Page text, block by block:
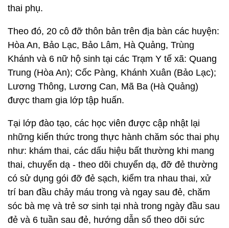
thai phụ.
Theo đó, 20 cô đỡ thôn bản trên địa bàn các huyện:
Hòa An, Bảo Lạc, Bảo Lâm, Hà Quảng, Trùng
Khánh và 6 nữ hộ sinh tại các Trạm Y tế xã: Quang
Trung (Hòa An); Cốc Pàng, Khánh Xuân (Bảo Lạc);
Lương Thông, Lương Can, Mã Ba (Hà Quảng)
được tham gia lớp tập huấn.
Tại lớp đào tạo, các học viên được cập nhật lại
những kiến thức trong thực hành chăm sóc thai phụ
như: khám thai, các dấu hiệu bất thường khi mang
thai, chuyển dạ - theo dõi chuyển dạ, đỡ đẻ thường
có sử dụng gói đỡ đẻ sạch, kiểm tra nhau thai, xử
trí ban đầu chảy máu trong và ngay sau đẻ, chăm
sóc bà mẹ và trẻ sơ sinh tại nhà trong ngày đầu sau
đẻ và 6 tuần sau đẻ, hướng dẫn sổ theo dõi sức